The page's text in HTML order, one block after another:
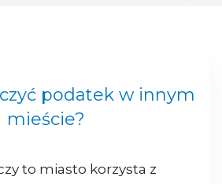
podatek w innym
mieście?
to miasto korzysta z